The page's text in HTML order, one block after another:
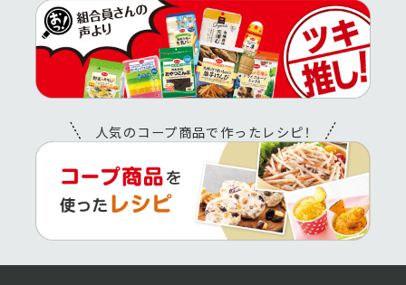
人気のコープ商品で作ったレシピ！